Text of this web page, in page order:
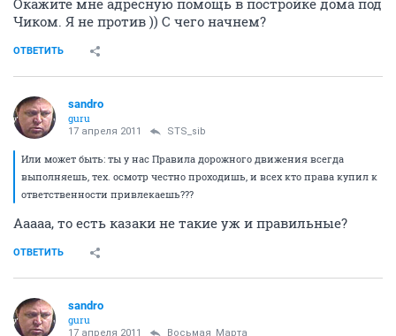
Чиком. Я не против )) С чего начнем?
ОТВЕТИТЬ
sandro
guru
17 апреля 2011 STS_sib
Или может быть: ты у нас Правила дорожного движения всегда
выполняешь, тех. осмотр честно проходишь, и всех кто права купил к
ответственности привлекаешь???
Ааааа, то есть казаки не такие уж и правильные?
ОТВЕТИТЬ
sandro
guru
17 апреля 2011 Восьмая_Марта